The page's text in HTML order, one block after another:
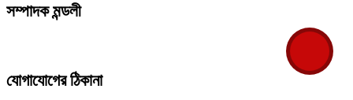
সম্পাদক মন্ডলী
যোগাযোগের ঠিকানা